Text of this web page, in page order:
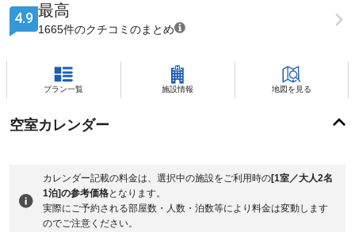
4.9 最高
1665件のクチコミのまとめ
プラン一覧 施設情報 地図を見る
空室カレンダー
カレンダー記載の料金は、選択中の施設をご利用時の[1室／大人2名
1泊]の参考価格となります。
実際にご予約される部屋数・人数・泊数等により料金は変動します
のでご注意ください。